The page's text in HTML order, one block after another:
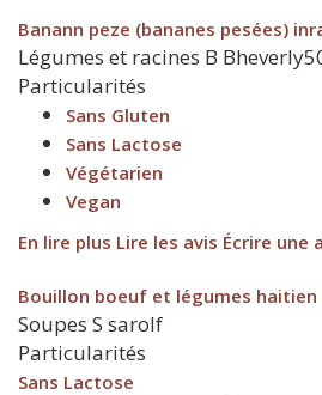
Banann peze (bananes pesées)
Légumes et racines B
Particularités
Sans Gluten
Sans Lactose
Végétarien
Vegan
En lire plus Lire les avis Écrire une
Bouillon boeuf et légumes haitien
Soupes S sarolf
Particularités
Sans Lactose